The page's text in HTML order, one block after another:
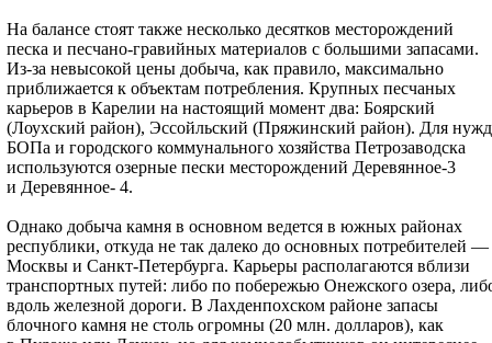
На балансе стоят также несколько десятков месторождений
песка и песчано-гравийных материалов с большими запасами.
Из-за невысокой цены добыча, как правило, максимально
приближается к объектам потребления. Крупных песчаных
карьеров в Карелии на настоящий момент два: Боярский
(Лоухский район), Эссойльский (Пряжинский район). Для нужд
БОПа и городского коммунального хозяйства Петрозаводска
используются озерные пески месторождений Деревянное-3
и Деревянное- 4.
Однако добыча камня в основном ведется в южных районах
республики, откуда не так далеко до основных потребителей —
Москвы и Санкт-Петербурга. Карьеры располагаются вблизи
транспортных путей: либо по побережью Онежского озера,
вдоль железной дороги. В Лахденпохском районе запасы
блочного камня не столь огромны (20 млн. долларов), как